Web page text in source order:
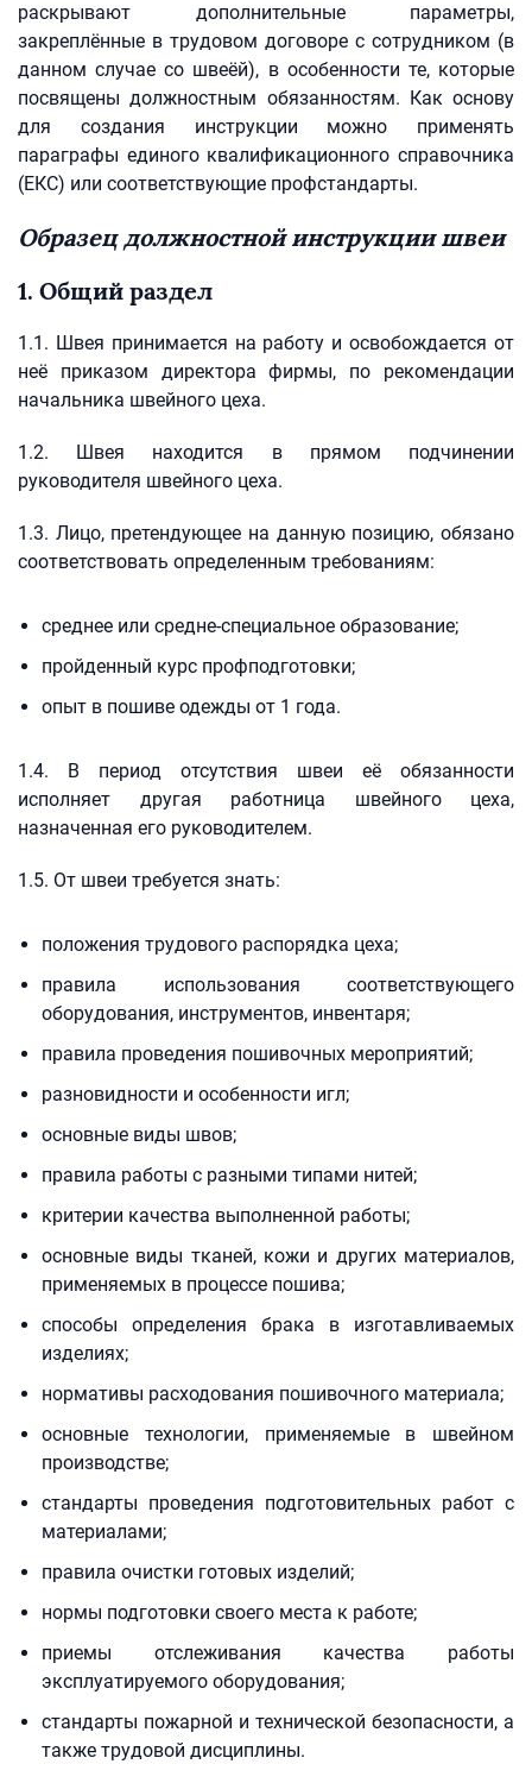
раскрывают дополнительные параметры,
закреплённые в трудовом договоре с сотрудником (в
данном случае со швеёй), в особенности те, которые
посвящены должностным обязанностям. Как основу
для создания инструкции можно применять
параграфы единого квалификационного справочника
(ЕКС) или соответствующие профстандарты.
Образец должностной инструкции швеи
1. Общий раздел
1.1. Швея принимается на работу и освобождается от
неё приказом директора фирмы, по рекомендации
начальника швейного цеха.
1.2. Швея находится в прямом подчинении
руководителя швейного цеха.
1.3. Лицо, претендующее на данную позицию, обязано
соответствовать определенным требованиям:
среднее или средне-специальное образование;
пройденный курс профподготовки;
опыт в пошиве одежды от 1 года.
1.4. В период отсутствия швеи её обязанности
исполняет другая работница швейного цеха,
назначенная его руководителем.
1.5. От швеи требуется знать:
положения трудового распорядка цеха;
правила использования соответствующего
оборудования, инструментов, инвентаря;
правила проведения пошивочных мероприятий;
разновидности и особенности игл;
основные виды швов;
правила работы с разными типами нитей;
критерии качества выполненной работы;
основные виды тканей, кожи и других материалов,
применяемых в процессе пошива;
способы определения брака в изготавливаемых
изделиях;
нормативы расходования пошивочного материала;
основные технологии, применяемые в швейном
производстве;
стандарты проведения подготовительных работ с
материалами;
правила очистки готовых изделий;
нормы подготовки своего места к работе;
приемы отслеживания качества работы
эксплуатируемого оборудования;
стандарты пожарной и технической безопасности, а
также трудовой дисциплины.